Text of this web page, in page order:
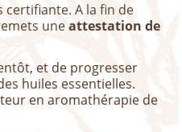
A la fin de
uneattestation de
et de progresser
huiles essentielles.
en aromathérapie de